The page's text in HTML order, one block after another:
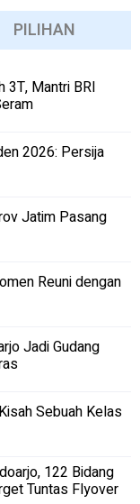
PILIHAN
3T, Mantri BRI
2026: Persija
Jatim Pasang
Reuni dengan
Jadi Gudang
Sebuah Kelas
122 Bidang
Tuntas Flyover